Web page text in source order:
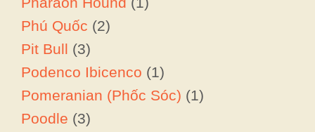
Phú Quốc (2)
Pit Bull (3)
Podenco Ibicenco (1)
Pomeranian (Phốc Sóc) (1)
Poodle (3)